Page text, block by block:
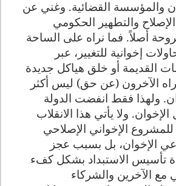
والمؤسسة القضائية. وغني عن
والتطهير الحكومي
أصلاً. فما نراه على الساحة
إخوانية للتغيير، عبر
القديمة أو خلق هياكل جديدة
الآخرون (عن حق) ليس أكثر
ولهذا فقط انفضت الدولة
ولا يأتي هذا الانقلاب
الإخواني الإصلاحي
الإخوان، بل بسبب عجز
تأسيس الاستبداد بشكل كفء
مع الآخرين والشركاء